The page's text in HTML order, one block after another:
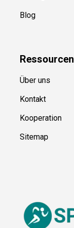
Blog
Ressourcen
Über uns
Kontakt
Kooperation
Sitemap